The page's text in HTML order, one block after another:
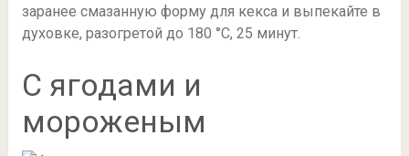
заранее смазанную форму для кекса и выпекайте в
духовке, разогретой до 180 °C, 25 минут.
С ягодами и
мороженым